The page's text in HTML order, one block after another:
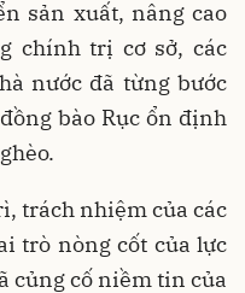
sản xuất, nâng cao
chính trị cơ sở, các
nước đã từng bước
bào Rục ổn định
trách nhiệm của các
trò nòng cốt của lực
củng cố niềm tin của